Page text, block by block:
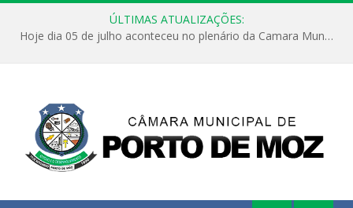
ÚLTIMAS ATUALIZAÇÕES:
Hoje dia 05 de julho aconteceu no plenário da Camara Municipal de Porto de Moz a Sessão Solene de Abertura dos Trabalhos Legislativos 2º Período da 23ª Legislatura